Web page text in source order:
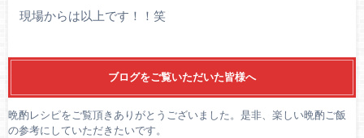
現場からは以上です！！笑
ブログをご覧いただいた皆様へ
晩酌レシピをご覧頂きありがとうございました。是非、楽しい晩酌ご飯
の参考にしていただきたいです。